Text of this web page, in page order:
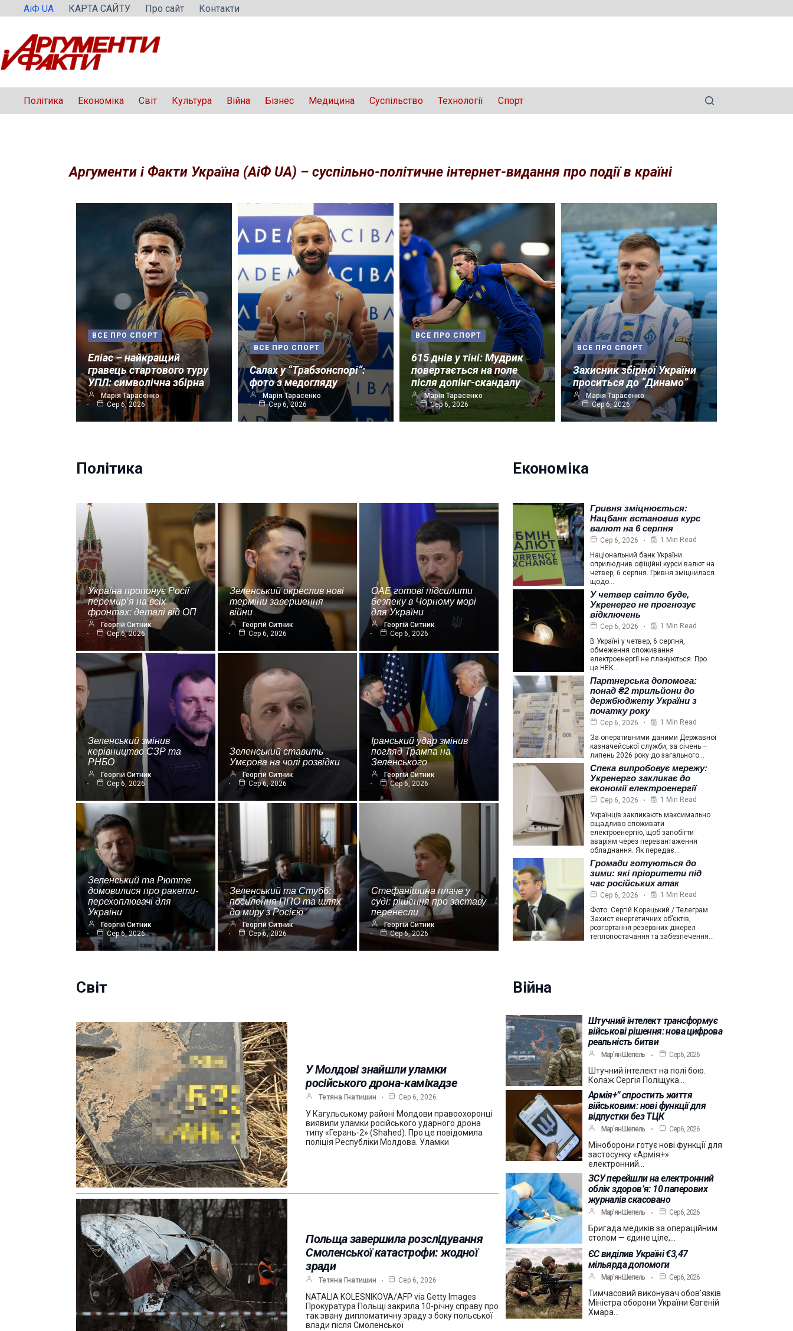
Перейти
вмісту
АіФ UA КАРТА САЙТУ Про сайт Контакти
Політика Економіка Світ Культура Війна Бізнес Медицина Суспільство Технології Спорт
Аргументи і Факти Україна (АіФ UA) – суспільно-політичне інтернет-видання про події в країні
ВСЕ ПРО СПОРТ
Еліас – найкращий
гравець стартового туру
УПЛ: символічна збірна
Марія Тарасенко
Сер 6, 2026
ВСЕ ПРО СПОРТ
Салах у “Трабзонспорі”:
фото з медогляду
Марія Тарасенко
Сер 6, 2026
ВСЕ ПРО СПОРТ
615 днів у тіні: Мудрик
повертається на поле
після допінг-скандалу
Марія Тарасенко
Сер 6, 2026
ВСЕ ПРО СПОРТ
Захисник збірної України
проситься до “Динамо”
Марія Тарасенко
Сер 6, 2026
Політика Економіка
Україна пропонує Росії
перемир’я на всіх
фронтах: деталі від ОП
Георгій Ситник
Сер 6, 2026
Зеленський окреслив нові
терміни завершення
війни
Георгій Ситник
Сер 6, 2026
ОАЕ готові підсилити
безпеку в Чорному морі
для України
Георгій Ситник
Сер 6, 2026
Зеленський змінив
керівництво СЗР та
РНБО
Георгій Ситник
Сер 6, 2026
Зеленський ставить
Умєрова на чолі розвідки
Георгій Ситник
Сер 6, 2026
Іранський удар змінив
погляд Трампа на
Зеленського
Георгій Ситник
Сер 6, 2026
Зеленський та Рютте
домовилися про ракети-
перехоплювачі для
України
Георгій Ситник
Сер 6, 2026
Зеленський та Стубб:
посилення ППО та шлях
до миру з Росією
Георгій Ситник
Сер 6, 2026
Стефанішина плаче у
суді: рішення про заставу
перенесли
Георгій Ситник
Сер 6, 2026
Гривня зміцнюється:
Нацбанк встановив курс
валют на 6 серпня
Сер 6, 2026
1 Min Read
Національний банк України
оприлюднив офіційні курси валют на
четвер, 6 серпня. Гривня зміцнилася
щодо…
У четвер світло буде,
Укренерго не прогнозує
відключень
Сер 6, 2026
1 Min Read
В Україні у четвер, 6 серпня,
обмеження споживання
електроенергії не плануються. Про
це НЕК…
Партнерська допомога:
понад ₴2 трильйони до
держбюджету України з
початку року
Сер 6, 2026
1 Min Read
За оперативними даними Державної
казначейської служби, за січень –
липень 2026 року до загального…
Спека випробовує мережу:
Укренерго закликає до
економії електроенергії
Сер 6, 2026
1 Min Read
Українців закликають максимально
ощадливо споживати
електроенергію, щоб запобігти
аваріям через перевантаження
обладнання. Як передає…
Громади готуються до
зими: які пріоритети під
час російських атак
Сер 6, 2026
1 Min Read
Фото: Сергій Корецький / Телеграм
Захист енергетичних об’єктів,
розгортання резервних джерел
теплопостачання та забезпечення…
Світ Війна
У Молдові знайшли уламки
російського дрона-камікадзе
Тетяна Гнатишин Сер 6, 2026
У Кагульському районі Молдови правоохоронці
виявили уламки російського ударного дрона
типу «Герань-2» (Shahed). Про це повідомила
поліція Республіки Молдова. Уламки
Польща завершила розслідування
Смоленської катастрофи: жодної
зради
Тетяна Гнатишин Сер 6, 2026
NATALIA KOLESNIKOVA/AFP via Getty Images
Прокуратура Польщі закрила 10-річну справу про
так звану дипломатичну зраду з боку польської
влади після Смоленської
Штучний інтелект трансформує
військові рішення: нова цифрова
реальність битви
Мар’ян Шепель Сер 6, 2026
Штучний інтелект на полі бою.
Колаж Сергія Поліщука…
Армія+” спростить життя
військовим: нові функції для
відпустки без ТЦК
Мар’ян Шепель Сер 6, 2026
Міноборони готує нові функції для
застосунку «Армія+»:
електронний…
ЗСУ перейшли на електронний
облік здоров’я: 10 паперових
журналів скасовано
Мар’ян Шепель Сер 6, 2026
Бригада медиків за операційним
столом — єдине ціле,…
ЄС виділив Україні €3,47
мільярда допомоги
Мар’ян Шепель Сер 6, 2026
Тимчасовий виконувач обов’язків
Міністра оборони України Євгеній
Хмара…